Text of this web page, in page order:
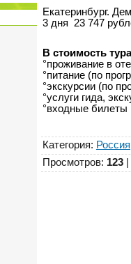
Екатеринбург.
3 дня 23 747
В стоимость
°проживание в
°питание (по
°экскурсии (по
°услуги гида,
°входные билеты
Категория: Россия
Просмотров: 123